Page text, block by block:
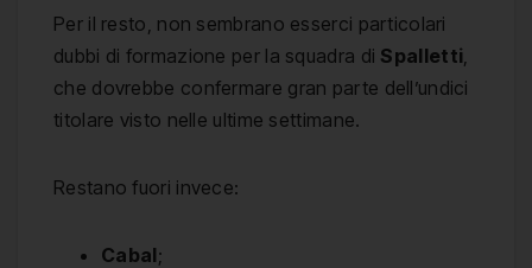
Per il resto, non sembrano esserci particolari
dubbi di formazione per la squadra di Spalletti,
che dovrebbe confermare gran parte dell’undici
titolare visto nelle ultime settimane.
Restano fuori invece:
Cabal;